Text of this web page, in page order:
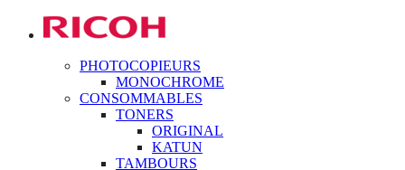
PHOTOCOPIEURS
MONOCHROME
CONSOMMABLES
TONERS
ORIGINAL
KATUN
TAMBOURS